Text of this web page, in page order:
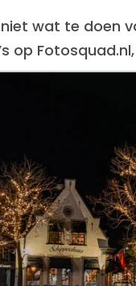
wat te doen
op